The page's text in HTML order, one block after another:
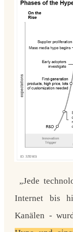
„Jede
Internet bis
Kanälen -